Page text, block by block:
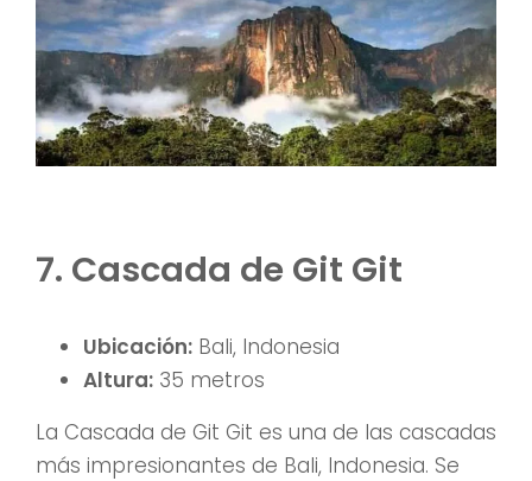
7. Cascada de Git Git
Ubicación: Bali, Indonesia
Altura: 35 metros
La Cascada de Git Git es una de las cascadas
más impresionantes de Bali, Indonesia. Se